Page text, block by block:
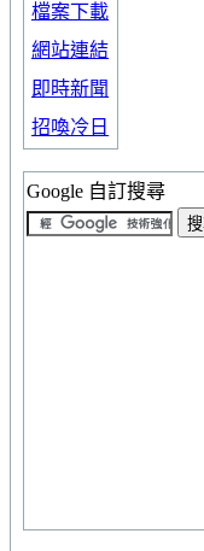
檔案下載
網站連結
即時新聞
招喚冷日
Google 自訂搜尋